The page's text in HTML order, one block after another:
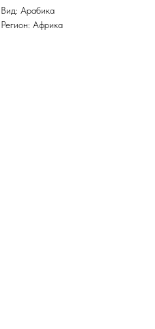
Вид: Арабика
Регион: Африка